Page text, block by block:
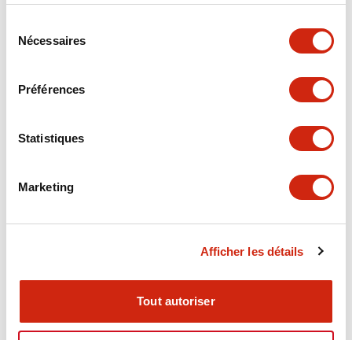
Nécessaires
Préférences
Statistiques
Marketing
Afficher les détails
Tout autoriser
Aesthetic Specifications
Electrical Specifications (rated illuminated
Mechanical Specifications
Documents et fichiers